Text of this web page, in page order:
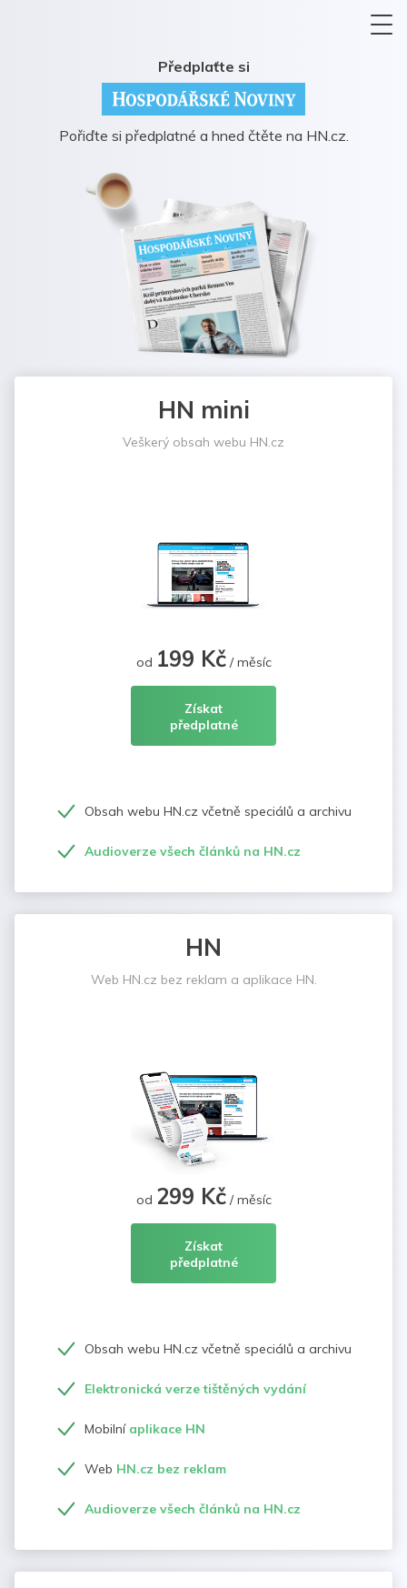
Předplaťte si
Pořiďte si předplatné a hned čtěte na HN.cz.
HN mini
Veškerý obsah webu HN.cz
od 199 Kč/ měsíc
Získat
předplatné
Obsah webu HN.cz včetně speciálů a archivu
Audioverze všech článků na HN.cz
HN
Web HN.cz bez reklam a aplikace HN.
od 299 Kč/ měsíc
Získat
předplatné
Obsah webu HN.cz včetně speciálů a archivu
Elektronická verze tištěných vydání
Mobilní aplikace HN
Web HN.cz bez reklam
Audioverze všech článků na HN.cz